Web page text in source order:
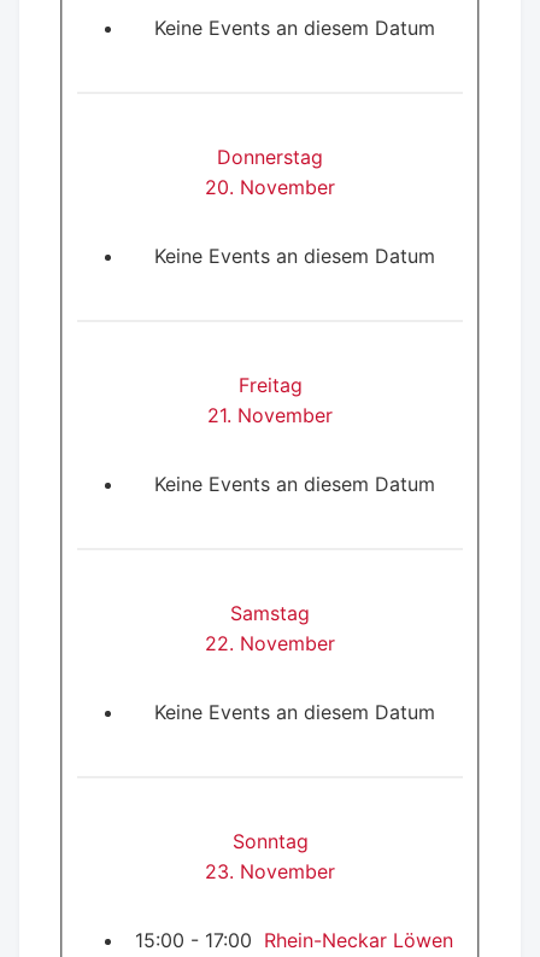
Keine Events an diesem Datum
Donnerstag
20. November
Keine Events an diesem Datum
Freitag
21. November
Keine Events an diesem Datum
Samstag
22. November
Keine Events an diesem Datum
Sonntag
23. November
15:00 - 17:00 Rhein-Neckar Löwen